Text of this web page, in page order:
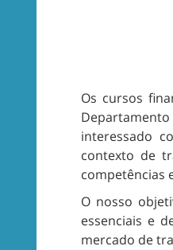
Os cursos
Departamento
interessado
contexto de
competências
O nosso
essenciais e
mercado de